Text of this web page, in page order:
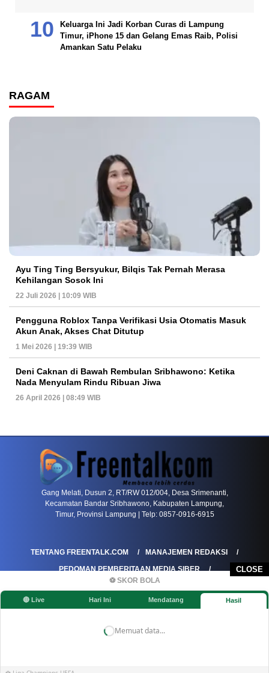
CLOSE
⚽ SKOR BOLA
🔴 Live Hari Ini Mendatang Hasil
Memuat data...
Keluarga Ini Jadi Korban Curas di Lampung
Timur, iPhone 15 dan Gelang Emas Raib, Polisi
Amankan Satu Pelaku
RAGAM
Ayu Ting Ting Bersyukur, Bilqis Tak Pernah Merasa
Kehilangan Sosok Ini
22 Juli 2026 | 10:09 WIB
Pengguna Roblox Tanpa Verifikasi Usia Otomatis Masuk
Akun Anak, Akses Chat Ditutup
1 Mei 2026 | 19:39 WIB
Deni Caknan di Bawah Rembulan Sribhawono: Ketika
Nada Menyulam Rindu Ribuan Jiwa
26 April 2026 | 08:49 WIB
PETIR800 LOGIN Tren Mobile Entertainment Terus Mendorong
Gang Melati, Dusun 2, RT/RW 012/004, Desa Srimenanti,
Kecamatan Bandar Sribhawono, Kabupaten Lampung,
Timur, Provinsi Lampung | Telp: 0857-0916-6915
TENTANG FREENTALK.COM
MANAJEMEN REDAKSI
PEDOMAN PEMBERITAAN MEDIA SIBER
KOREKSI & KLARIFIKASI
KEBIJAKAN IKLAN / ADVERTORIAL